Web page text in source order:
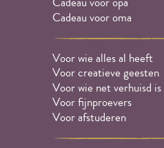
Cadeau voor oma
Voor wie alles al heeft
Voor creatieve geesten
Voor wie net verhuisd is
Voor fijnproevers
Voor afstuderen